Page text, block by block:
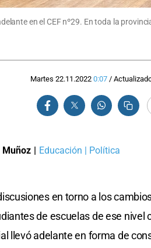
en el CEF nº29. En toda la
Martes 22.11.2022 0:07 /
Muñoz | Educación | Política
en torno a los
de escuelas de ese nivel
llevó adelante en forma de